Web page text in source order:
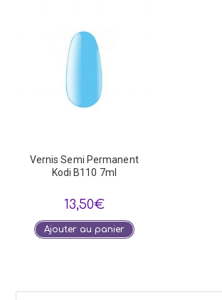
Vernis Semi Permanent
Kodi B110 7ml
13,50€
Ajouter au panier